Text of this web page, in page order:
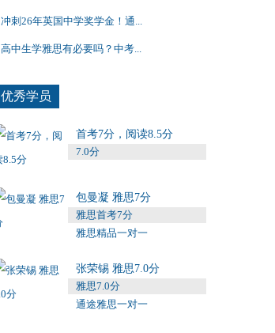
冲刺26年英国中学奖学金！通...
高中生学雅思有必要吗？中考...
优秀学员
首考7分，阅读8.5分
7.0分
包曼凝 雅思7分
雅思首考7分
雅思精品一对一
张荣锡 雅思7.0分
雅思7.0分
通途雅思一对一